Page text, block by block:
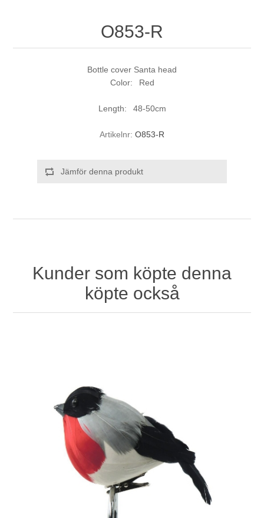
O853-R
Bottle cover Santa head
Color: Red
Length: 48-50cm
Artikelnr: O853-R
Jämför denna produkt
Kunder som köpte denna
köpte också